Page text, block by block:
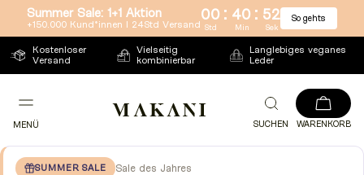
Direkt
zum
Inhalt
Summer Sale: 1+1 Aktion
+150.000 Kund*innen l 24Std Versand
00 : 40 : 51
Std Min Sek
So gehts
Kostenloser
Versand
Vielseitig
kombinierbar
Langlebiges veganes
Leder
MENÜ SUCHEN WARENKORB
SUMMER SALE Sale des Jahres